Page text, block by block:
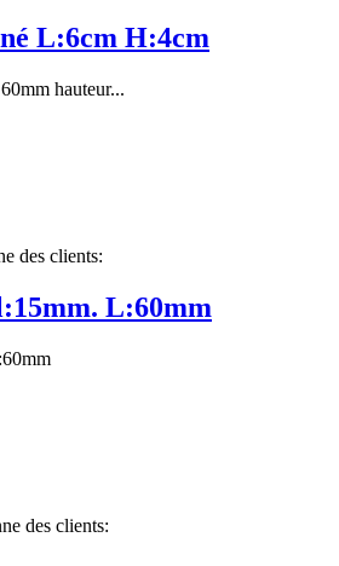
L:6cm H:4cm
hauteur...
des clients:
L:60mm
des clients: